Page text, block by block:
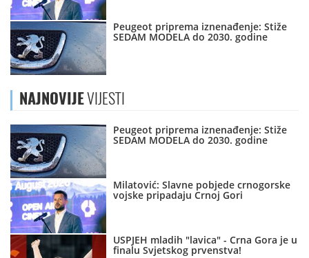
Peugeot priprema iznenađenje: Stiže
SEDAM MODELA do 2030. godine
NAJNOVIJEVIJESTI
Peugeot priprema iznenađenje: Stiže
SEDAM MODELA do 2030. godine
Milatović: Slavne pobjede crnogorske
vojske pripadaju Crnoj Gori
USPJEH mladih "lavica" - Crna Gora je u
finalu Svjetskog prvenstva!